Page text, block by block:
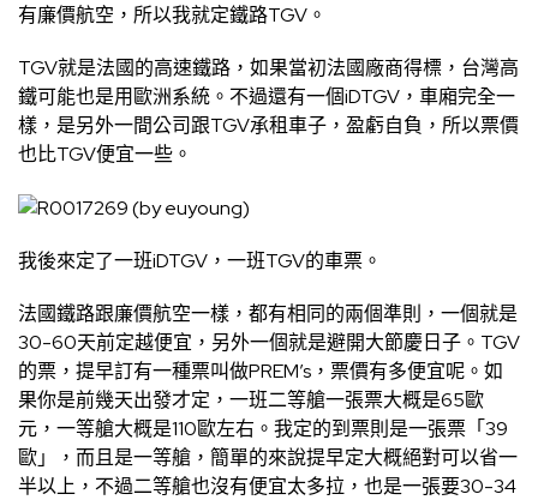
有廉價航空，所以我就定鐵路TGV。
TGV就是法國的高速鐵路，如果當初法國廠商得標，台灣高
鐵可能也是用歐洲系統。不過還有一個iDTGV，車廂完全一
樣，是另外一間公司跟TGV承租車子，盈虧自負，所以票價
也比TGV便宜一些。
我後來定了一班iDTGV，一班TGV的車票。
法國鐵路跟廉價航空一樣，都有相同的兩個準則，一個就是
30-60天前定越便宜，另外一個就是避開大節慶日子。TGV
的票，提早訂有一種票叫做PREM’s，票價有多便宜呢。如
果你是前幾天出發才定，一班二等艙一張票大概是65歐
元，一等艙大概是110歐左右。我定的到票則是一張票「39
歐」，而且是一等艙，簡單的來說提早定大概絕對可以省一
半以上，不過二等艙也沒有便宜太多拉，也是一張要30-34